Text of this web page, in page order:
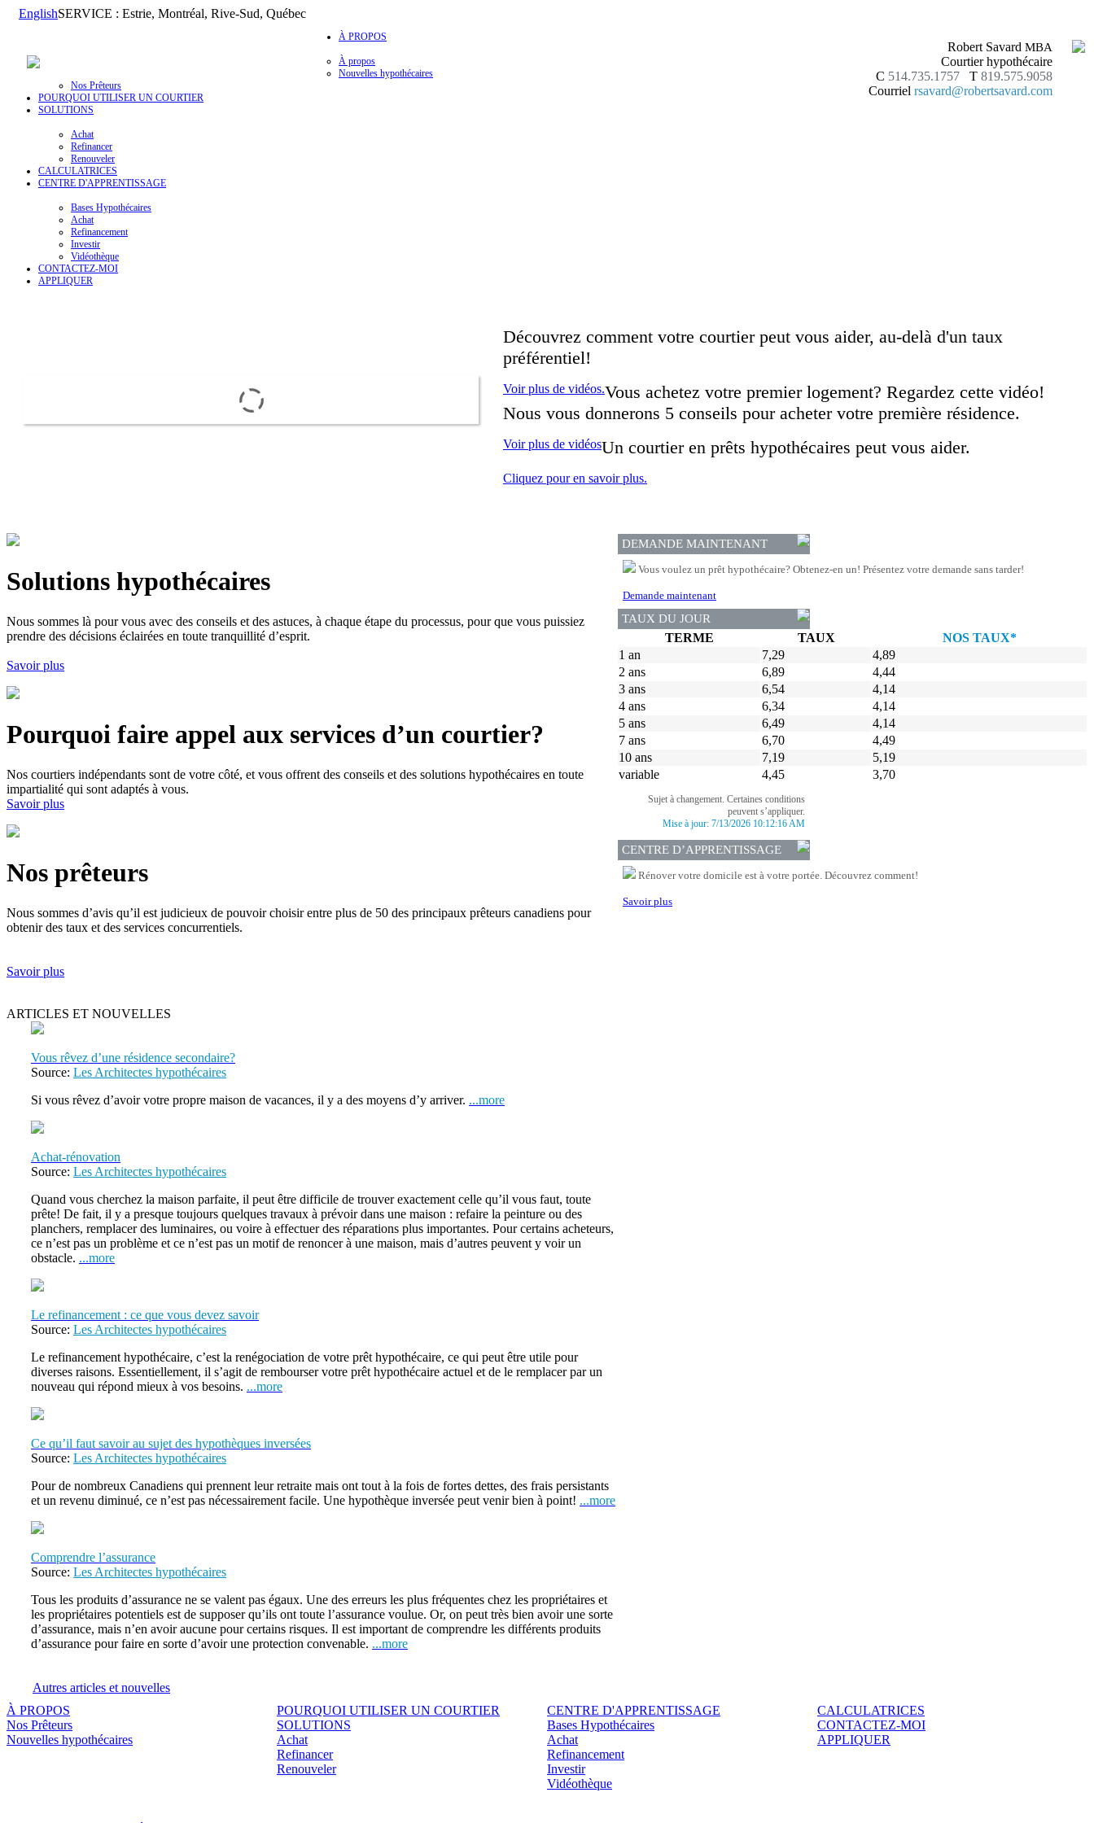
EnglishSERVICE : Estrie, Montréal, Rive-Sud, Québec
Robert Savard MBA
Courtier hypothécaire
C 514.735.1757 T 819.575.9058
Courriel rsavard@robertsavard.com
À PROPOS
À propos
Nouvelles hypothécaires
Nos Prêteurs
POURQUOI UTILISER UN COURTIER
SOLUTIONS
Achat
Refinancer
Renouveler
CALCULATRICES
CENTRE D'APPRENTISSAGE
Bases Hypothécaires
Achat
Refinancement
Investir
Vidéothèque
CONTACTEZ-MOI
APPLIQUER
Découvrez comment votre courtier peut vous aider, au-delà d'un taux
préférentiel!
Voir plus de vidéos.Vous achetez votre premier logement? Regardez cette vidéo!
Nous vous donnerons 5 conseils pour acheter votre première résidence.
Voir plus de vidéosUn courtier en prêts hypothécaires peut vous aider.
Cliquez pour en savoir plus.
Solutions hypothécaires
Nous sommes là pour vous avec des conseils et des astuces, à chaque étape du processus, pour que vous puissiez
prendre des décisions éclairées en toute tranquillité d’esprit.
Savoir plus
Pourquoi faire appel aux services d’un courtier?
Nos courtiers indépendants sont de votre côté, et vous offrent des conseils et des solutions hypothécaires en toute
impartialité qui sont adaptés à vous.
Savoir plus
Nos prêteurs
Nous sommes d’avis qu’il est judicieux de pouvoir choisir entre plus de 50 des principaux prêteurs canadiens pour
obtenir des taux et des services concurrentiels.
Savoir plus
ARTICLES ET NOUVELLES
Vous rêvez d’une résidence secondaire?
Source: Les Architectes hypothécaires
Si vous rêvez d’avoir votre propre maison de vacances, il y a des moyens d’y arriver. ...more
Achat-rénovation
Source: Les Architectes hypothécaires
Quand vous cherchez la maison parfaite, il peut être difficile de trouver exactement celle qu’il vous faut, toute
prête! De fait, il y a presque toujours quelques travaux à prévoir dans une maison : refaire la peinture ou des
planchers, remplacer des luminaires, ou voire à effectuer des réparations plus importantes. Pour certains acheteurs,
ce n’est pas un problème et ce n’est pas un motif de renoncer à une maison, mais d’autres peuvent y voir un
obstacle. ...more
Le refinancement : ce que vous devez savoir
Source: Les Architectes hypothécaires
Le refinancement hypothécaire, c’est la renégociation de votre prêt hypothécaire, ce qui peut être utile pour
diverses raisons. Essentiellement, il s’agit de rembourser votre prêt hypothécaire actuel et de le remplacer par un
nouveau qui répond mieux à vos besoins. ...more
Ce qu’il faut savoir au sujet des hypothèques inversées
Source: Les Architectes hypothécaires
Pour de nombreux Canadiens qui prennent leur retraite mais ont tout à la fois de fortes dettes, des frais persistants
et un revenu diminué, ce n’est pas nécessairement facile. Une hypothèque inversée peut venir bien à point! ...more
Comprendre l’assurance
Source: Les Architectes hypothécaires
Tous les produits d’assurance ne se valent pas égaux. Une des erreurs les plus fréquentes chez les propriétaires et
les propriétaires potentiels est de supposer qu’ils ont toute l’assurance voulue. Or, on peut très bien avoir une sorte
d’assurance, mais n’en avoir aucune pour certains risques. Il est important de comprendre les différents produits
d’assurance pour faire en sorte d’avoir une protection convenable. ...more
Autres articles et nouvelles
DEMANDE MAINTENANT
Vous voulez un prêt hypothécaire? Obtenez-en un! Présentez votre demande sans tarder!
Demande maintenant
TAUX DU JOUR
TERME TAUX
NOS TAUX*
1 an
7,29
4,89
2 ans
6,89
4,44
3 ans
6,54
4,14
4 ans
6,34
4,14
5 ans
6,49
4,14
7 ans
6,70
4,49
10 ans
7,19
5,19
variable
4,45 3,70
Sujet à changement. Certaines conditions
peuvent s’appliquer.
Mise à jour: 7/13/2026 10:12:16 AM
CENTRE D’APPRENTISSAGE
Rénover votre domicile est à votre portée. Découvrez comment!
Savoir plus
À PROPOS
Nos Prêteurs
Nouvelles hypothécaires
POURQUOI UTILISER UN COURTIER
SOLUTIONS
Achat
Refinancer
Renouveler
CENTRE D'APPRENTISSAGE
Bases Hypothécaires
Achat
Refinancement
Investir
Vidéothèque
CALCULATRICES
CONTACTEZ-MOI
APPLIQUER